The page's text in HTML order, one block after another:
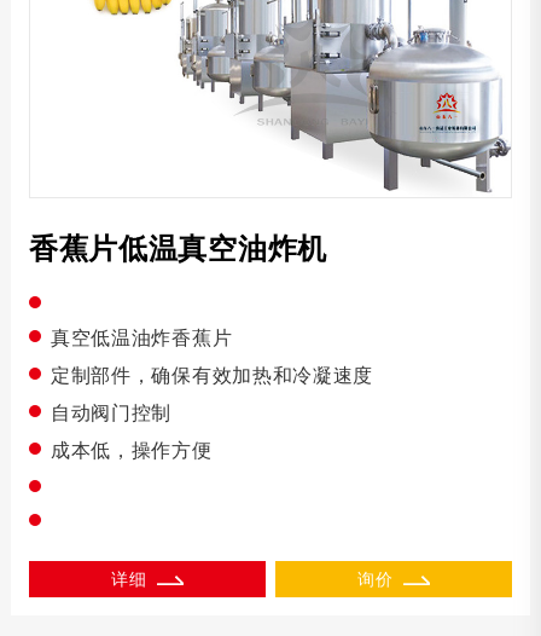
薯条真空油炸机
香蕉片真空油炸机
电加热真空油炸机
香蕉片低温真空油炸机
真空低温油炸香蕉片
定制部件，确保有效加热和冷凝速度
自动阀门控制
成本低，操作方便
详细 询价